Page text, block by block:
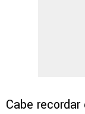
Cabe recordar